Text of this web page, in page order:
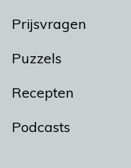
Prijsvragen
Puzzels
Recepten
Podcasts